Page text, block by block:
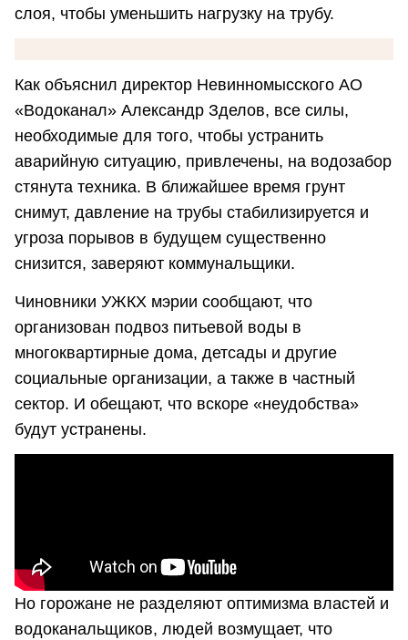
слоя, чтобы уменьшить нагрузку на трубу.
Как объяснил директор Невинномысского АО
«Водоканал» Александр Зделов, все силы,
необходимые для того, чтобы устранить
аварийную ситуацию, привлечены, на водозабор
стянута техника. В ближайшее время грунт
снимут, давление на трубы стабилизируется и
угроза порывов в будущем существенно
снизится, заверяют коммунальщики.
Чиновники УЖКХ мэрии сообщают, что
организован подвоз питьевой воды в
многоквартирные дома, детсады и другие
социальные организации, а также в частный
сектор. И обещают, что вскоре «неудобства»
будут устранены.
Но горожане не разделяют оптимизма властей и
водоканальщиков, людей возмущает, что